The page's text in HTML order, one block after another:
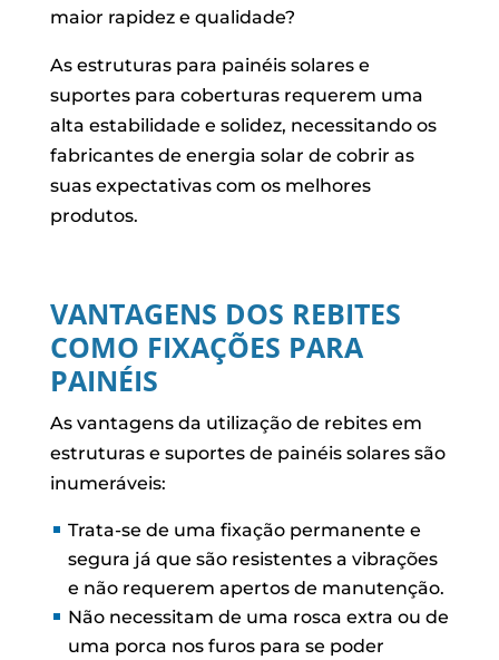
maior rapidez e qualidade?
As estruturas para painéis solares e
suportes para coberturas requerem uma
alta estabilidade e solidez, necessitando os
fabricantes de energia solar de cobrir as
suas expectativas com os melhores
produtos.
VANTAGENS DOS REBITES
COMO FIXAÇÕES PARA
PAINÉIS
As vantagens da utilização de rebites em
estruturas e suportes de painéis solares são
inumeráveis:
Trata-se de uma fixação permanente e
segura já que são resistentes a vibrações
e não requerem apertos de manutenção.
Não necessitam de uma rosca extra ou de
uma porca nos furos para se poder